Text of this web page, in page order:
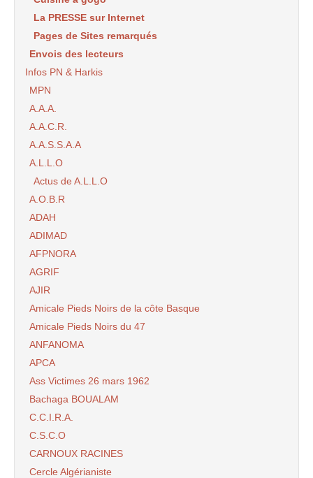
La PRESSE sur Internet
Pages de Sites remarqués
Envois des lecteurs
Infos PN & Harkis
MPN
A.A.A.
A.A.C.R.
A.A.S.S.A.A
A.L.L.O
Actus de A.L.L.O
A.O.B.R
ADAH
ADIMAD
AFPNORA
AGRIF
AJIR
Amicale Pieds Noirs de la côte Basque
Amicale Pieds Noirs du 47
ANFANOMA
APCA
Ass Victimes 26 mars 1962
Bachaga BOUALAM
C.C.I.R.A.
C.S.C.O
CARNOUX RACINES
Cercle Algérianiste